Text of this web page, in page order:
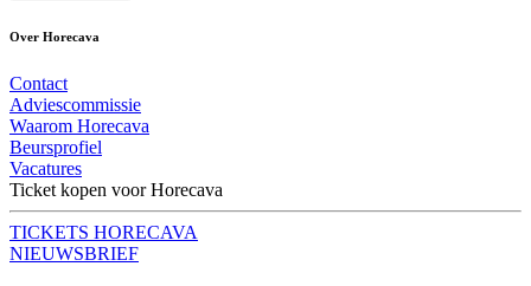
Over Horecava
Contact
Adviescommissie
Waarom Horecava
Beursprofiel
Vacatures
Ticket kopen voor Horecava
TICKETS HORECAVA
NIEUWSBRIEF